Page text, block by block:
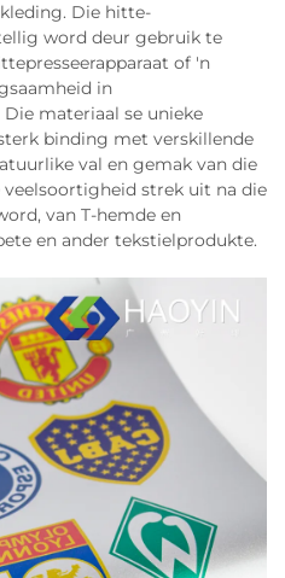
Die hitte-
word deur gebruik te
of 'n
in
materiaal se unieke
binding met verskillende
val en gemak van die
strek uit na die
van T-hemde en
en ander tekstielprodukte.